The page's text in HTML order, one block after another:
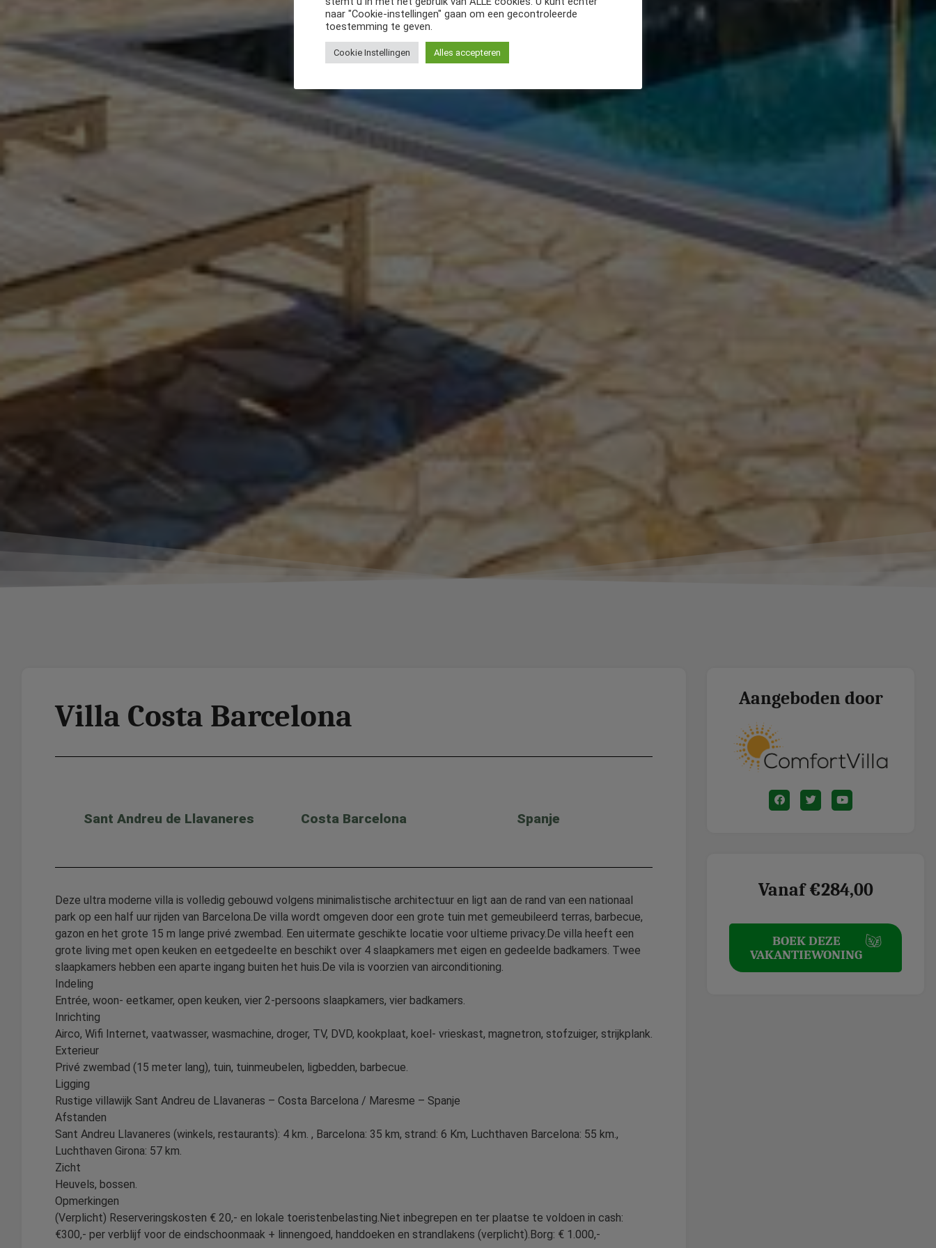
Villa Costa Barcelona
Sant Andreu de Llavaneres Costa Barcelona Spanje
Deze ultra moderne villa is volledig gebouwd volgens minimalistische architectuur en ligt aan de rand van een nationaal
park op een half uur rijden van Barcelona.De villa wordt omgeven door een grote tuin met gemeubileerd terras, barbecue,
gazon en het grote 15 m lange privé zwembad. Een uitermate geschikte locatie voor ultieme privacy.De villa heeft een
grote living met open keuken en eetgedeelte en beschikt over 4 slaapkamers met eigen en gedeelde badkamers. Twee
slaapkamers hebben een aparte ingang buiten het huis.De vila is voorzien van airconditioning.
Indeling
Entrée, woon- eetkamer, open keuken, vier 2-persoons slaapkamers, vier badkamers.
Inrichting
Airco, Wifi Internet, vaatwasser, wasmachine, droger, TV, DVD, kookplaat, koel- vrieskast, magnetron, stofzuiger, strijkplank.
Exterieur
Privé zwembad (15 meter lang), tuin, tuinmeubelen, ligbedden, barbecue.
Ligging
Rustige villawijk Sant Andreu de Llavaneras – Costa Barcelona / Maresme – Spanje
Afstanden
Sant Andreu Llavaneres (winkels, restaurants): 4 km. , Barcelona: 35 km, strand: 6 Km, Luchthaven Barcelona: 55 km.,
Luchthaven Girona: 57 km.
Zicht
Heuvels, bossen.
Opmerkingen
(Verplicht) Reserveringskosten € 20,- en lokale toeristenbelasting.Niet inbegrepen en ter plaatse te voldoen in cash:
€300,- per verblijf voor de eindschoonmaak + linnengoed, handdoeken en strandlakens (verplicht).Borg: € 1.000,-
Aangeboden door
Vanaf €284,00
BOEK DEZE
VAKANTIEWONING
naar "Cookie-instellingen" gaan om een gecontroleerde
toestemming te geven.
Cookie Instellingen Alles accepteren